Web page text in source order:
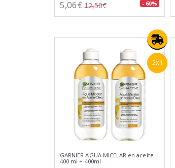
5,06€ 12,50€ - 60%
2x1
GARNIER AGUA MICELAR en aceite
400 ml + 400ml